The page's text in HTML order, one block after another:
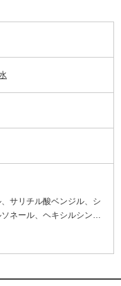
サリチル酸ベンジル、シ
ネール、ヘキシルシンナ
ルヘキシル、サリチル酸
油、BHT